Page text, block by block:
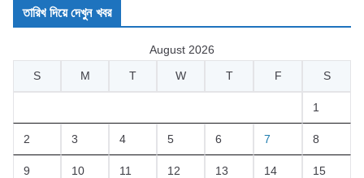
তারিখ দিয়ে দেখুন খবর
August 2026
S
M T W T F S
1
2 3 4 5 6 7 8
9 10 11 12 13 14 15